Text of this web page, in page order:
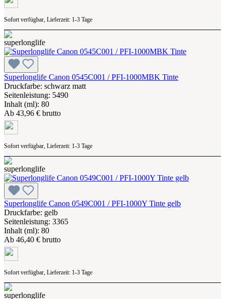
Sofort verfügbar, Lieferzeit: 1-3 Tage
Superlonglife Canon 0545C001 / PFI-1000MBK Tinte
Druckfarbe: schwarz matt
Seitenleistung: 5490
Inhalt (ml): 80
Ab 43,96 € brutto
Sofort verfügbar, Lieferzeit: 1-3 Tage
Superlonglife Canon 0549C001 / PFI-1000Y Tinte gelb
Druckfarbe: gelb
Seitenleistung: 3365
Inhalt (ml): 80
Ab 46,40 € brutto
Sofort verfügbar, Lieferzeit: 1-3 Tage